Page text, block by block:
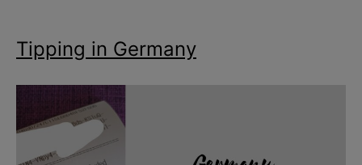
Know
Tipping in Germany